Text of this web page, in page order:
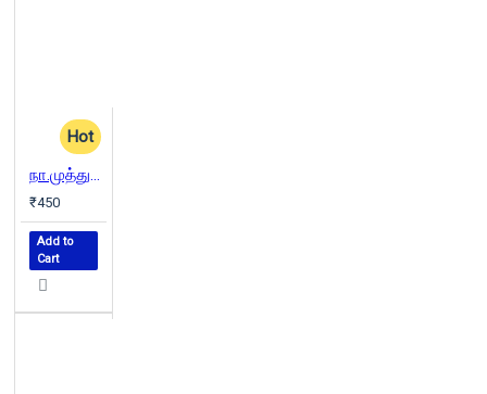
Hot
நா.முத்துக்குமார் கவிதைகள்
₹450
Add to
Cart